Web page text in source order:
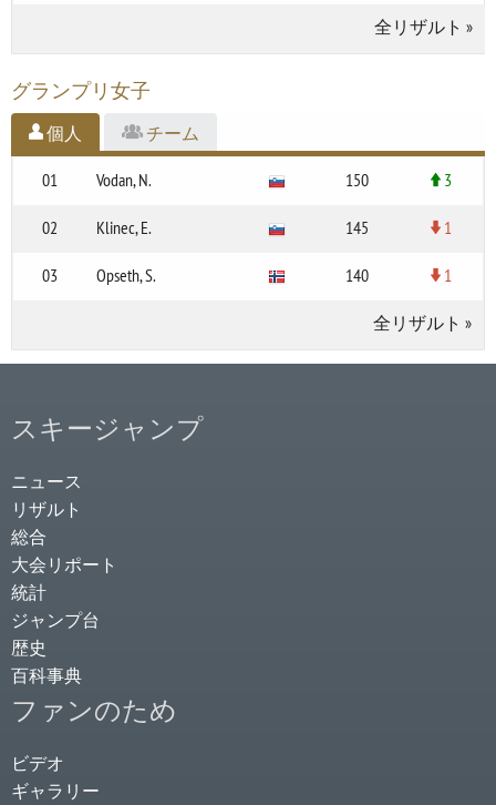
全リザルト »
グランプリ女子
個人 チーム
01 Vodan, N. 150 3
02 Klinec, E. 145 1
03 Opseth, S. 140 1
全リザルト »
スキージャンプ
ニュース
リザルト
総合
大会リポート
統計
ジャンプ台
歴史
百科事典
ファンのため
ビデオ
ギャラリー